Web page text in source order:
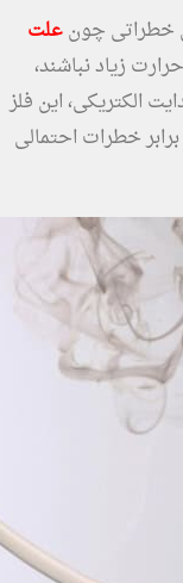
خطراتی چونعلت
زیاد نباشند،
الکتریکی، این فلز
خطرات احتمالی